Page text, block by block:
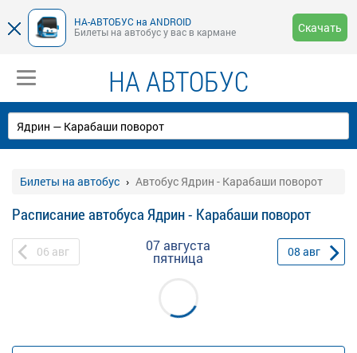
НА-АВТОБУС на ANDROID
Билеты на автобус у вас в кармане
Скачать
НА АВТОБУС
Билеты на автобус Автобус Ядрин - Карабаши поворот
Расписание автобуса Ядрин - Карабаши поворот
06 авг 07 августа
пятница 08 авг